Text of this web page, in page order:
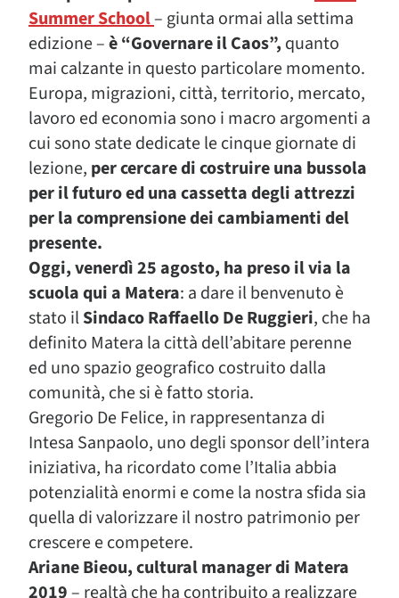
Summer School– giunta ormai alla settima
edizione –è “Governare il Caos”, quanto
mai calzante in questo particolare momento.
Europa, migrazioni, città, territorio, mercato,
lavoro ed economia sono i macro argomenti a
cui sono state dedicate le cinque giornate di
lezione, per cercare di costruire una bussola
per il futuro ed una cassetta degli attrezzi
per la comprensione dei cambiamenti del
presente.
Oggi, venerdì 25 agosto, ha preso il via la
scuola qui a Matera: a dare il benvenuto è
stato ilSindaco Raffaello De Ruggieri, che ha
definito Matera la città dell’abitare perenne
ed uno spazio geografico costruito dalla
comunità, che si è fatto storia.
Gregorio De Felice, in rappresentanza di
Intesa Sanpaolo, uno degli sponsor dell’intera
iniziativa, ha ricordato come l’Italia abbia
potenzialità enormi e come la nostra sfida sia
quella di valorizzare il nostro patrimonio per
crescere e competere.
Ariane Bieou, cultural manager di Matera
2019 – realtà che ha contribuito a realizzare